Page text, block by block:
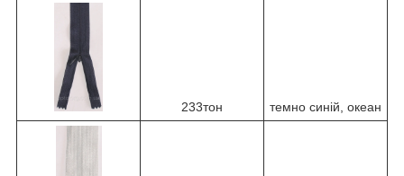
233тон темно синій, океан